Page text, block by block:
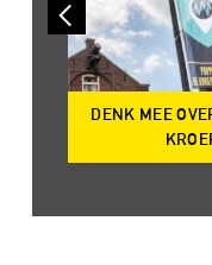
DENK MEE